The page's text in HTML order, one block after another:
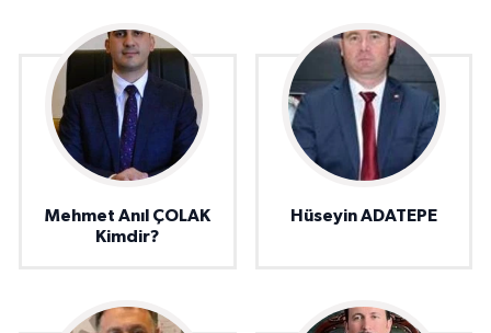
Mehmet Anıl ÇOLAK
Kimdir?
Hüseyin ADATEPE